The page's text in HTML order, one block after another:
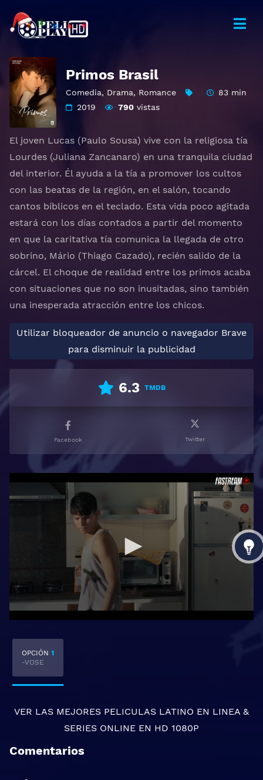
Primos Brasil
Comedia, Drama, Romance
83 min
2019
790 vistas
El joven Lucas (Paulo Sousa) vive con la religiosa tía
Lourdes (Juliana Zancanaro) en una tranquila ciudad
del interior. Él ayuda a la tía a promover los cultos
con las beatas de la región, en el salón, tocando
cantos bíblicos en el teclado. Esta vida poco agitada
estará con los días contados a partir del momento
en que la caritativa tía comunica la llegada de otro
sobrino, Mário (Thiago Cazado), recién salido de la
cárcel. El choque de realidad entre los primos acaba
con situaciones que no son inusitadas, sino también
una inesperada atracción entre los chicos.
Utilizar bloqueador de anuncio o navegador Brave
para disminuir la publicidad
6.3 TMDB
Facebook Twitter
OPCIÓN 1
-VOSE
VER LAS MEJORES PELICULAS LATINO EN LINEA &
SERIES ONLINE EN HD 1080P
Comentarios